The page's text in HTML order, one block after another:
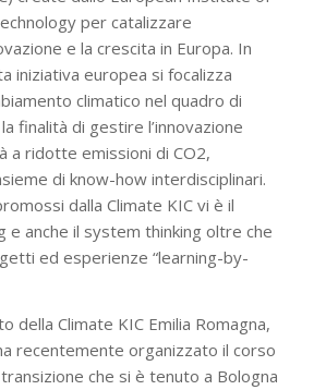
per catalizzare
e la crescita in Europa. In
iniziativa europea si focalizza
climatico nel quadro di
finalità di gestire l’innovazione
a ridotte emissioni di CO2,
di know-how interdisciplinari.
dalla Climate KIC vi è il
e anche il system thinking oltre che
ed esperienze “learning-by-
della Climate KIC Emilia Romagna,
recentemente organizzato il corso
che si è tenuto a Bologna